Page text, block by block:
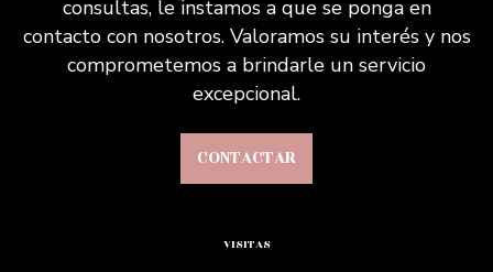
consultas, le instamos a que se ponga en
contacto con nosotros. Valoramos su interés y nos
comprometemos a brindarle un servicio
excepcional.
CONTACTAR
VISITAS